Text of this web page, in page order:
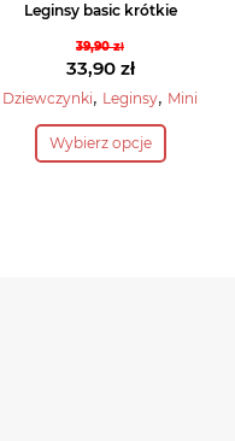
Leginsy basic krótkie
39,90zł
Pierwotna
cena
wynosiła:
39,90 zł.
33,90 zł
Aktualna
cena
wynosi:
Dziewczynki, Leginsy, Mini
Wybierz opcje
Ten
produkt